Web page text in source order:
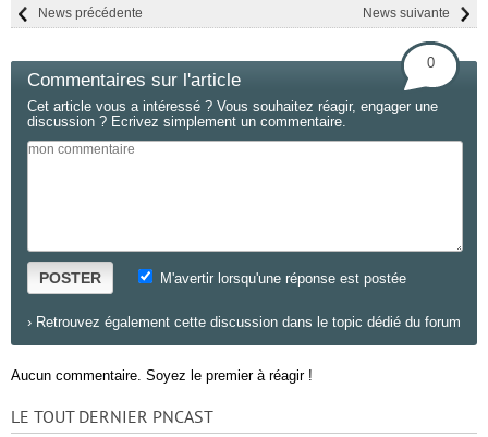
News suivante
News précédente
Commentaires sur l'article
0
Cet article vous a intéressé ? Vous souhaitez réagir, engager une
discussion ? Ecrivez simplement un commentaire.
POSTER M'avertir lorsqu'une réponse est postée
› Retrouvez également cette discussion dans le topic dédié du forum
Aucun commentaire. Soyez le premier à réagir !
LE TOUT DERNIER PNCAST